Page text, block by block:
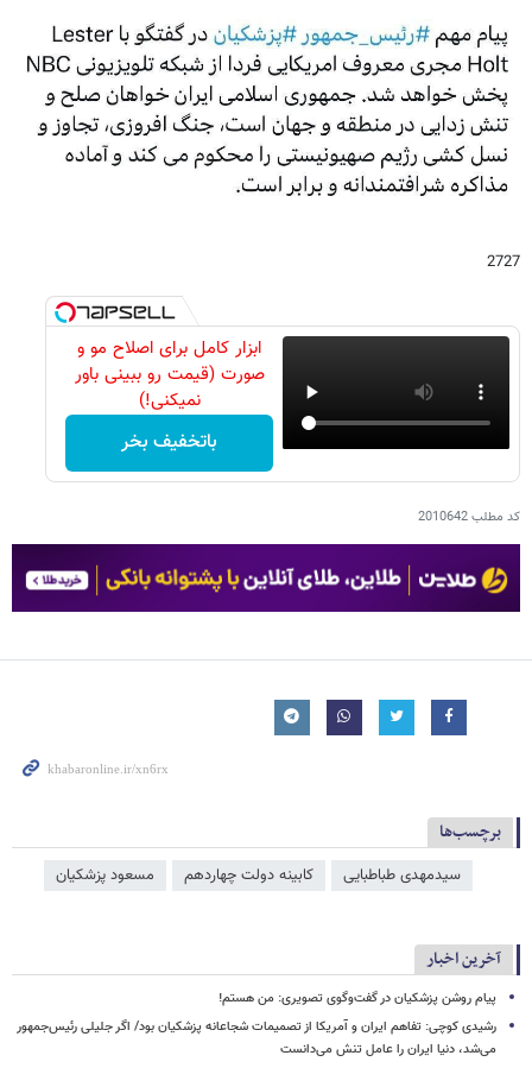
2727
ابزار کامل برای اصلاح مو و
صورت (قیمت رو ببینی باور
نمیکنی!)
باتخفیف بخر
کد مطلب2010642
برچسب‌ها
سیدمهدی طباطبایی کابینه دولت چهاردهم مسعود پزشکیان
آخرین اخبار
پیام روشن پزشکیان در گفت‌وگوی تصویری: من هستم!
رشیدی کوچی: تفاهم ایران و آمریکا از تصمیمات شجاعانه پزشکیان بود/ اگر جلیلی رئیس‌جمهور
می‌شد، دنیا ایران را عامل تنش می‌دانست